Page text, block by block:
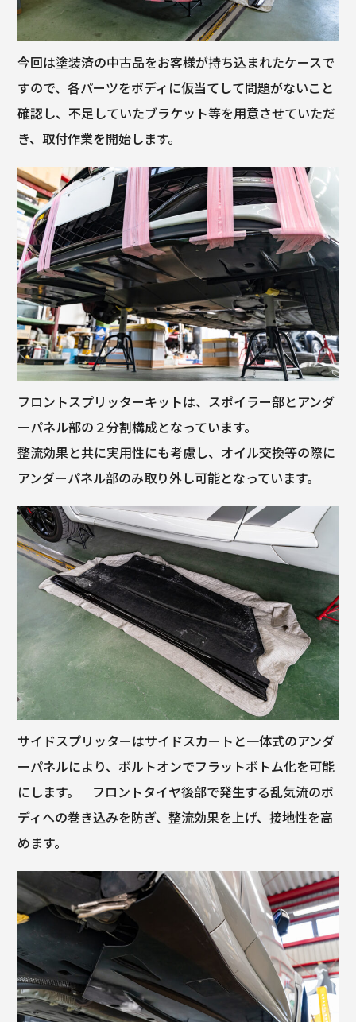
今回は塗装済の中古品をお客様が持ち込まれたケースで
すので、各パーツをボディに仮当てして問題がないこと
確認し、不足していたブラケット等を用意させていただ
き、取付作業を開始します。
フロントスプリッターキットは、スポイラー部とアンダ
ーパネル部の２分割構成となっています。
整流効果と共に実用性にも考慮し、オイル交換等の際に
アンダーパネル部のみ取り外し可能となっています。
サイドスプリッターはサイドスカートと一体式のアンダ
ーパネルにより、ボルトオンでフラットボトム化を可能
にします。 フロントタイヤ後部で発生する乱気流のボ
ディへの巻き込みを防ぎ、整流効果を上げ、接地性を高
めます。